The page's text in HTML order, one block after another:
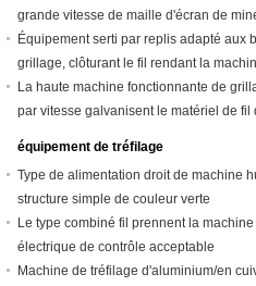
grande vitesse de maille d'écran de
Équipement serti par replis adapté aux
grillage, clôturant le fil rendant la
La haute machine fonctionnante de
par vitesse galvanisent le matériel de fil
équipement de tréfilage
Type de alimentation droit de machine
structure simple de couleur verte
Le type combiné fil prennent la machine
électrique de contrôle acceptable
Machine de tréfilage d'aluminium/en